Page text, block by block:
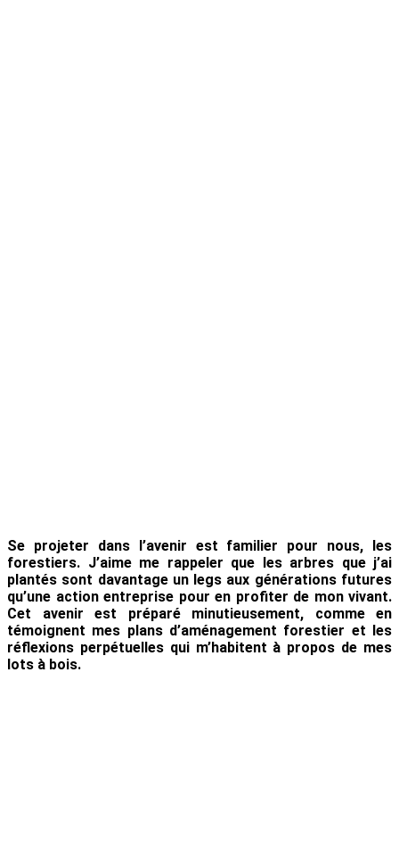
Se projeter dans l’avenir est familier pour nous, les
forestiers. J’aime me rappeler que les arbres que j’ai
plantés sont davantage un legs aux générations futures
qu’une action entreprise pour en profiter de mon vivant.
Cet avenir est préparé minutieusement, comme en
témoignent mes plans d’aménagement forestier et les
réflexions perpétuelles qui m’habitent à propos de mes
lots à bois.